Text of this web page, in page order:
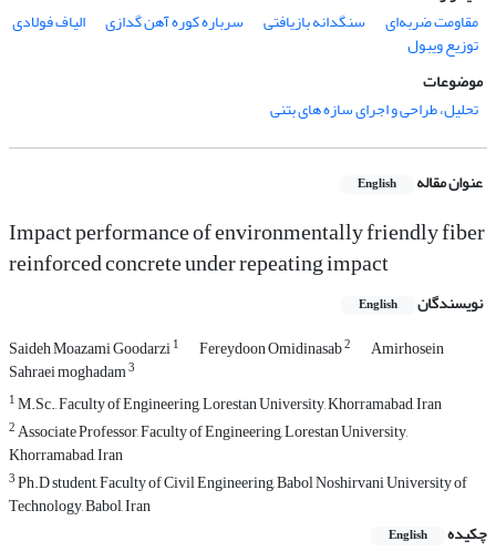
مقاومت ضربه‌ای
سنگدانه بازیافتی سرباره کوره آهن گدازی الیاف فولادی
توزیع ویبول
موضوعات
تحلیل، طراحی و اجرای سازه های بتنی
عنوان مقاله English
Impact performance of environmentally friendly fiber
reinforced concrete under repeating impact
نویسندگان English
Saideh Moazami Goodarzi1 Fereydoon Omidinasab2 Amirhosein
Sahraei moghadam3
1M.Sc., Faculty of Engineering, Lorestan University, Khorramabad, Iran
2Associate Professor, Faculty of Engineering, Lorestan University,
Khorramabad, Iran
3Ph.D student, Faculty of Civil Engineering, Babol Noshirvani University of
Technology, Babol, Iran
چکیده
English